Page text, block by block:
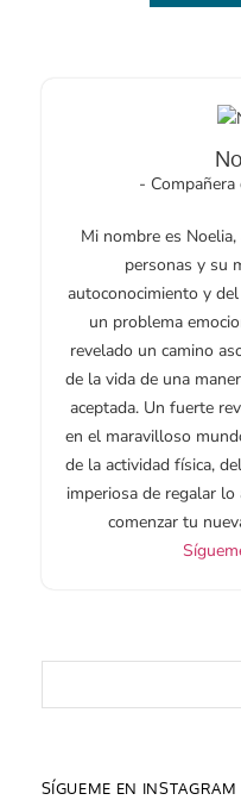
-
Mi nombre es
personas y su
autoconocimiento y
un problema
revelado un camino
de la vida de una
aceptada. Un fuerte
en el maravilloso
de la actividad física,
imperiosa de regalar
comenzar tu
SÍGUEME EN INSTAGRAM